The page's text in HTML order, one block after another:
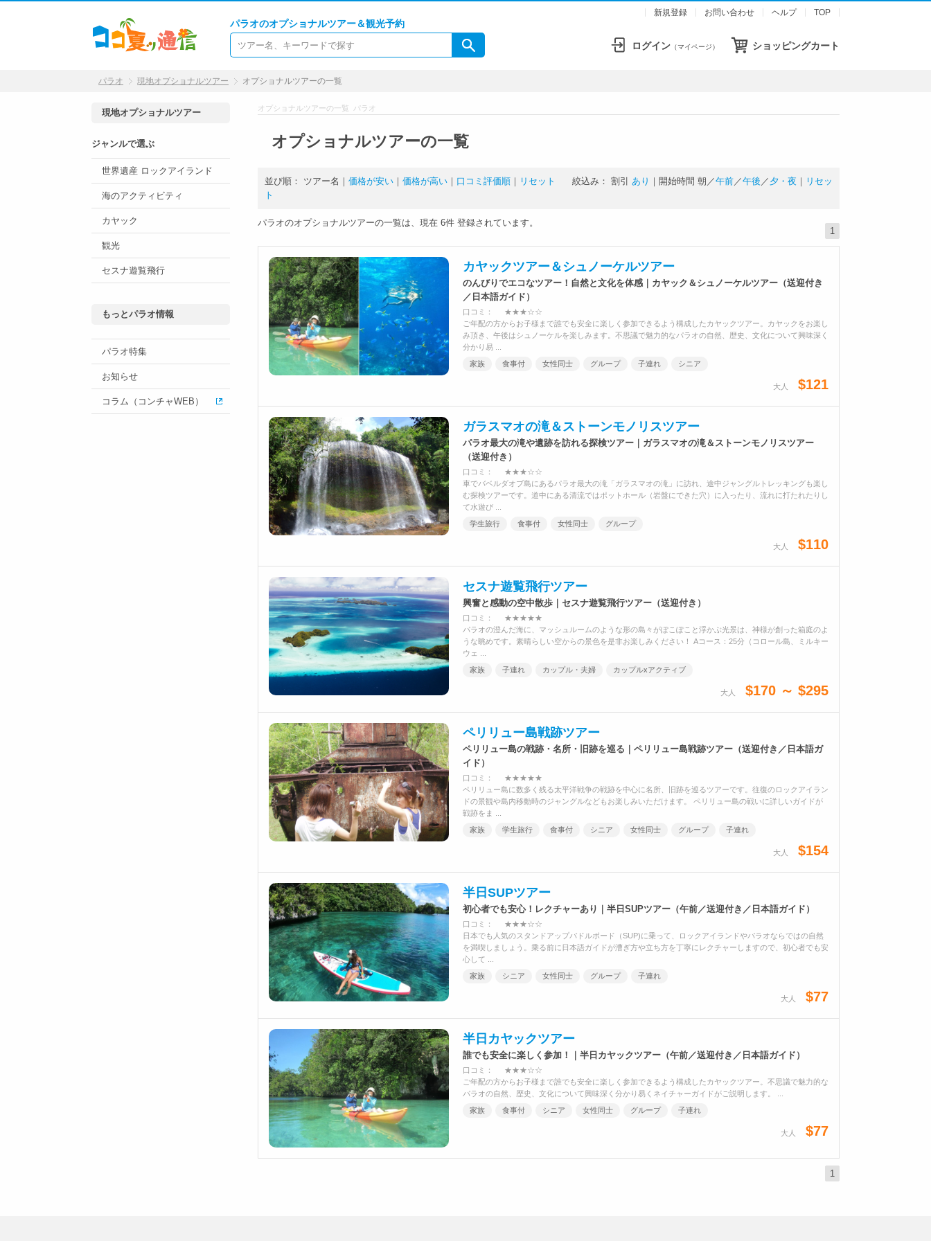
新規登録 お問い合わせ ヘルプ TOP
パラオのオプショナルツアー＆観光予約
ショッピングカート
ログイン （マイページ）
パラオ 現地オプショナルツアー オプショナルツアーの一覧
オプショナルツアーの一覧 パラオ
オプショナルツアーの一覧
並び順： ツアー名 ｜ 価格が安い ｜ 価格が高い ｜ 口コミ評価順 ｜ リセット 絞込み： 割引 あり ｜開始時間 朝 ／午前／午後 ／ 夕・夜 ｜ リセッ
ト
パラオのオプショナルツアーの一覧は、現在 6件 登録されています。
1
カヤックツアー＆シュノーケルツアー
のんびりでエコなツアー！自然と文化を体感｜カヤック＆シュノーケルツアー（送迎付き
／日本語ガイド）
口コミ：
★★★☆☆
ご年配の方からお子様まで誰でも安全に楽しく参加できるよう構成したカヤックツアー。カヤックをお楽し
み頂き、午後はシュノーケルを楽しみます。不思議で魅力的なパラオの自然、歴史、文化について興味深く
分かり易 ...
家族
食事付 女性同士 グループ 子連れ シニア
大人 $121
ガラスマオの滝＆ストーンモノリスツアー
パラオ最大の滝や遺跡を訪れる探検ツアー｜ガラスマオの滝＆ストーンモノリスツアー
（送迎付き）
口コミ：
★★★☆☆
車でバベルダオブ島にあるパラオ最大の滝「ガラスマオの滝」に訪れ、途中ジャングルトレッキングも楽し
む探検ツアーです。道中にある清流ではポットホール（岩盤にできた穴）に入ったり、流れに打たれたりし
て水遊び ...
学生旅行
食事付 女性同士 グループ
大人 $110
セスナ遊覧飛行ツアー
興奮と感動の空中散歩｜セスナ遊覧飛行ツアー（送迎付き）
口コミ：
★★★★★
パラオの澄んだ海に、マッシュルームのような形の島々がぽこぽこと浮かぶ光景は、神様が創った箱庭のよ
うな眺めです。素晴らしい空からの景色を是非お楽しみください！ Aコース：25分（コロール島、ミルキー
ウェ ...
家族
子連れ カップル・夫婦 カップルxアクティブ
大人 $170 ～ $295
ペリリュー島戦跡ツアー
ペリリュー島の戦跡・名所・旧跡を巡る｜ペリリュー島戦跡ツアー（送迎付き／日本語ガ
イド）
口コミ：
★★★★★
ペリリュー島に数多く残る太平洋戦争の戦跡を中心に名所、旧跡を巡るツアーです。往復のロックアイラン
ドの景観や島内移動時のジャングルなどもお楽しみいただけます。 ペリリュー島の戦いに詳しいガイドが
戦跡をま ...
家族
学生旅行 食事付 シニア 女性同士 グループ 子連れ
大人 $154
半日SUPツアー
初心者でも安心！レクチャーあり｜半日SUPツアー（午前／送迎付き／日本語ガイド）
口コミ：
★★★☆☆
日本でも人気のスタンドアップパドルボード（SUP)に乗って、ロックアイランドやパラオならではの自然
を満喫しましょう。乗る前に日本語ガイドが漕ぎ方や立ち方を丁寧にレクチャーしますので、初心者でも安
心して ...
家族
シニア 女性同士 グループ 子連れ
大人 $77
半日カヤックツアー
誰でも安全に楽しく参加！｜半日カヤックツアー（午前／送迎付き／日本語ガイド）
口コミ：
★★★☆☆
ご年配の方からお子様まで誰でも安全に楽しく参加できるよう構成したカヤックツアー。不思議で魅力的な
パラオの自然、歴史、文化について興味深く分かり易くネイチャーガイドがご説明します。 ...
家族
食事付 シニア 女性同士 グループ 子連れ
大人 $77
1
現地オプショナルツアー
ジャンルで選ぶ
世界遺産 ロックアイランド
海のアクティビティ
カヤック
観光
セスナ遊覧飛行
もっとパラオ情報
パラオ特集
お知らせ
コラム（コンチャWEB）